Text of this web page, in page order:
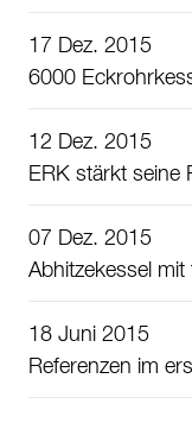
17 Dez. 2015
6000
12 Dez. 2015
ERK stärkt seine
07 Dez. 2015
Abhitzekessel
18 Juni 2015
Referenzen im